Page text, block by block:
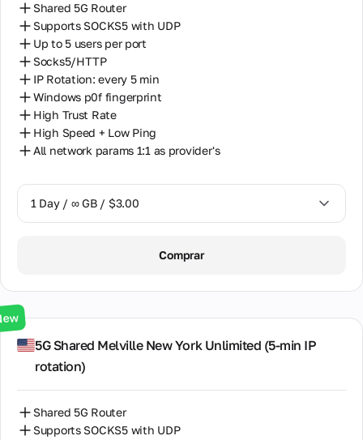
Shared 5G Router
Supports SOCKS5 with UDP
Up to 5 users per port
Socks5/HTTP
IP Rotation: every 5 min
Windows p0f fingerprint
High Trust Rate
High Speed + Low Ping
All network params 1:1 as provider's
1 Day / ∞ GB / $3.00
30 Days / ∞ GB / $50.00
Comprar
5G Shared Melville New York Unlimited (5‑min IP
rotation)
Shared 5G Router
Supports SOCKS5 with UDP